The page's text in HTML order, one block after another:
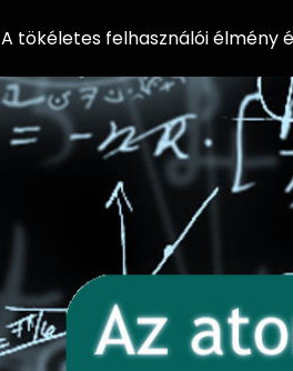
A tökéletes felhasználói élmény